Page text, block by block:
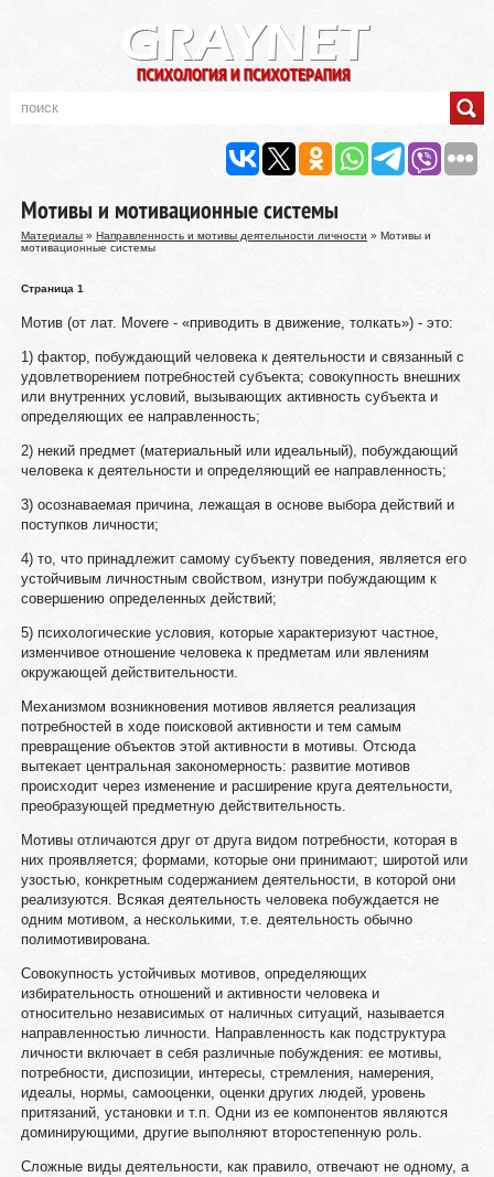
Мотивы и мотивационные системы
Материалы» Направленность и мотивы деятельности личности » Мотивы и
мотивационные системы
Страница 1
Мотив (от лат. Movere - «приводить в движение, толкать») - это:
1) фактор, побуждающий человека к деятельности и связанный с
удовлетворением потребностей субъекта; совокупность внешних
или внутренних условий, вызывающих активность субъекта и
определяющих ее направленность;
2) некий предмет (материальный или идеальный), побуждающий
человека к деятельности и определяющий ее направленность;
3) осознаваемая причина, лежащая в основе выбора действий и
поступков личности;
4) то, что принадлежит самому субъекту поведения, является его
устойчивым личностным свойством, изнутри побуждающим к
совершению определенных действий;
5) психологические условия, которые характеризуют частное,
изменчивое отношение человека к предметам или явлениям
окружающей действительности.
Механизмом возникновения мотивов является реализация
потребностей в ходе поисковой активности и тем самым
превращение объектов этой активности в мотивы. Отсюда
вытекает центральная закономерность: развитие мотивов
происходит через изменение и расширение круга деятельности,
преобразующей предметную действительность.
Мотивы отличаются друг от друга видом потребности, которая в
них проявляется; формами, которые они принимают; широтой или
узостью, конкретным содержанием деятельности, в которой они
реализуются. Всякая деятельность человека побуждается не
одним мотивом, а несколькими, т.е. деятельность обычно
полимотивирована.
Совокупность устойчивых мотивов, определяющих
избирательность отношений и активности человека и
относительно независимых от наличных ситуаций, называется
направленностью личности. Направленность как подструктура
личности включает в себя различные побуждения: ее мотивы,
потребности, диспозиции, интересы, стремления, намерения,
идеалы, нормы, самооценки, оценки других людей, уровень
притязаний, установки и т.п. Одни из ее компонентов являются
доминирующими, другие выполняют второстепенную роль.
Сложные виды деятельности, как правило, отвечают не одному, а